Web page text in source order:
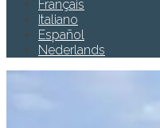
Français
Italiano
Español
Nederlands